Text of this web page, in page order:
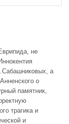
не
а
о
памятник,
трагика и
и